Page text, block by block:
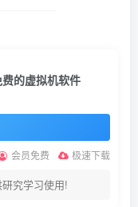
的虚拟机软件
会员免费 极速下载
究学习使用!